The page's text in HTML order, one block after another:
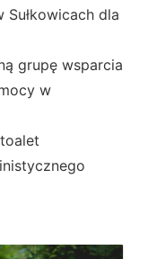
dla
grupę wsparcia
w